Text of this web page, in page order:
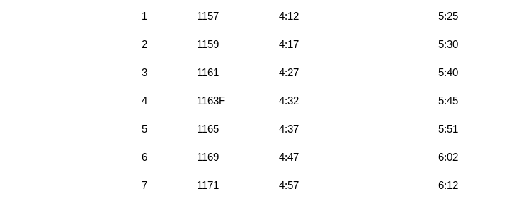
1 1157 4:12 5:25
2 1159 4:17 5:30
3 1161 4:27 5:40
4 1163F 4:32 5:45
5 1165 4:37 5:51
6 1169 4:47 6:02
7 1171 4:57 6:12